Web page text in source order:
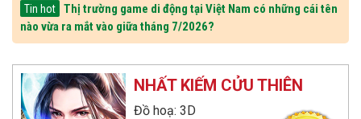
Tin hot
Thị trường game di động tại Việt Nam có những cái tên
nào vừa ra mắt vào giữa tháng 7/2026?
NHẤT KIẾM CỬU THIÊN
Đồ hoạ: 3D